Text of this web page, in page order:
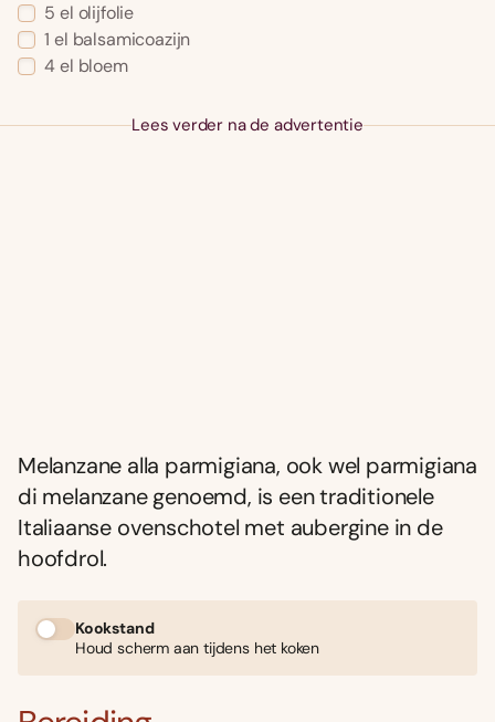
5 el olijfolie
1 el balsamicoazijn
4el bloem
Lees verder na de advertentie
Melanzane alla parmigiana, ook wel parmigiana
di melanzane genoemd, is een traditionele
Italiaanse ovenschotel met aubergine in de
hoofdrol.
Kookstand
Houd scherm aan tijdens het koken